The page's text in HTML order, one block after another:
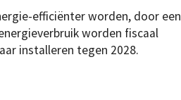
efficiënter worden, door een
worden fiscaal
installeren tegen 2028.